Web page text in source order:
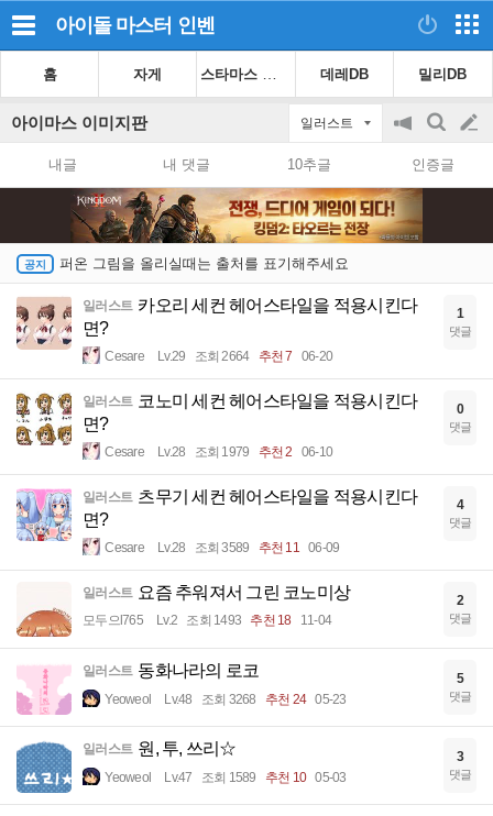
아이돌 마스터 인벤
홈 자게 데레DB 밀리DB
아이마스 이미지판 일러스트
공
on/off
검
색
글
쓰
내글 내 댓글 10추글 인증글
퍼온 그림을 올리실때는 출처를 표기해주세요
일러스트 카오리 세컨 헤어스타일을 적용시킨다
면?
Cesare Lv.29 조회 2664 추천 7 06-20
1
댓글
일러스트 코노미 세컨 헤어스타일을 적용시킨다
면?
Cesare Lv.28 조회 1979 추천 2 06-10
0
댓글
일러스트 츠무기 세컨 헤어스타일을 적용시킨다
면?
Cesare Lv.28 조회 3589 추천 11 06-09
4
댓글
일러스트 요즘 추워져서 그린 코노미상
모두으l765 Lv.2 조회 1493 추천 18 11-04
2
댓글
일러스트 동화나라의 로코
Yeoweol Lv.48 조회 3268 추천 24 05-23
5
댓글
일러스트 원, 투, 쓰리☆
Yeoweol Lv.47 조회 1589 추천 10 05-03
3
댓글